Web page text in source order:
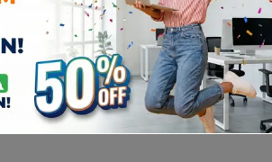
gösterir. İndirme tamamlandığında,
MB/s) - '100MB.zip' kaydedildi gibi
Wget, özellikle büyük dosyaları